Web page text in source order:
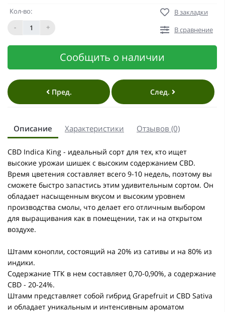
Кол-во:
-
+
В закладки
В сравнение
Сообщить о наличии
Пред. След.
Описание Характеристики Отзывов (0)
CBD Indica King - идеальный сорт для тех, кто ищет
высокие урожаи шишек с высоким содержанием CBD.
Время цветения составляет всего 9-10 недель, поэтому вы
сможете быстро запастись этим удивительным сортом. Он
обладает насыщенным вкусом и высоким уровнем
производства смолы, что делает его отличным выбором
для выращивания как в помещении, так и на открытом
воздухе.
Штамм конопли, состоящий на 20% из сативы и на 80% из
индики.
Содержание ТГК в нем составляет 0,70-0,90%, а содержание
CBD - 20-24%.
Штамм представляет собой гибрид Grapefruit и CBD Sativa
и обладает уникальным и интенсивным ароматом